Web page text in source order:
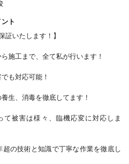
ト
証いたします！】
ら施工まで、全て私が行います！
も対応可能！
養生、消毒を徹底してます！
て被害は様々、臨機応変に対応しま
超の技術と知識で丁寧な作業を徹底し